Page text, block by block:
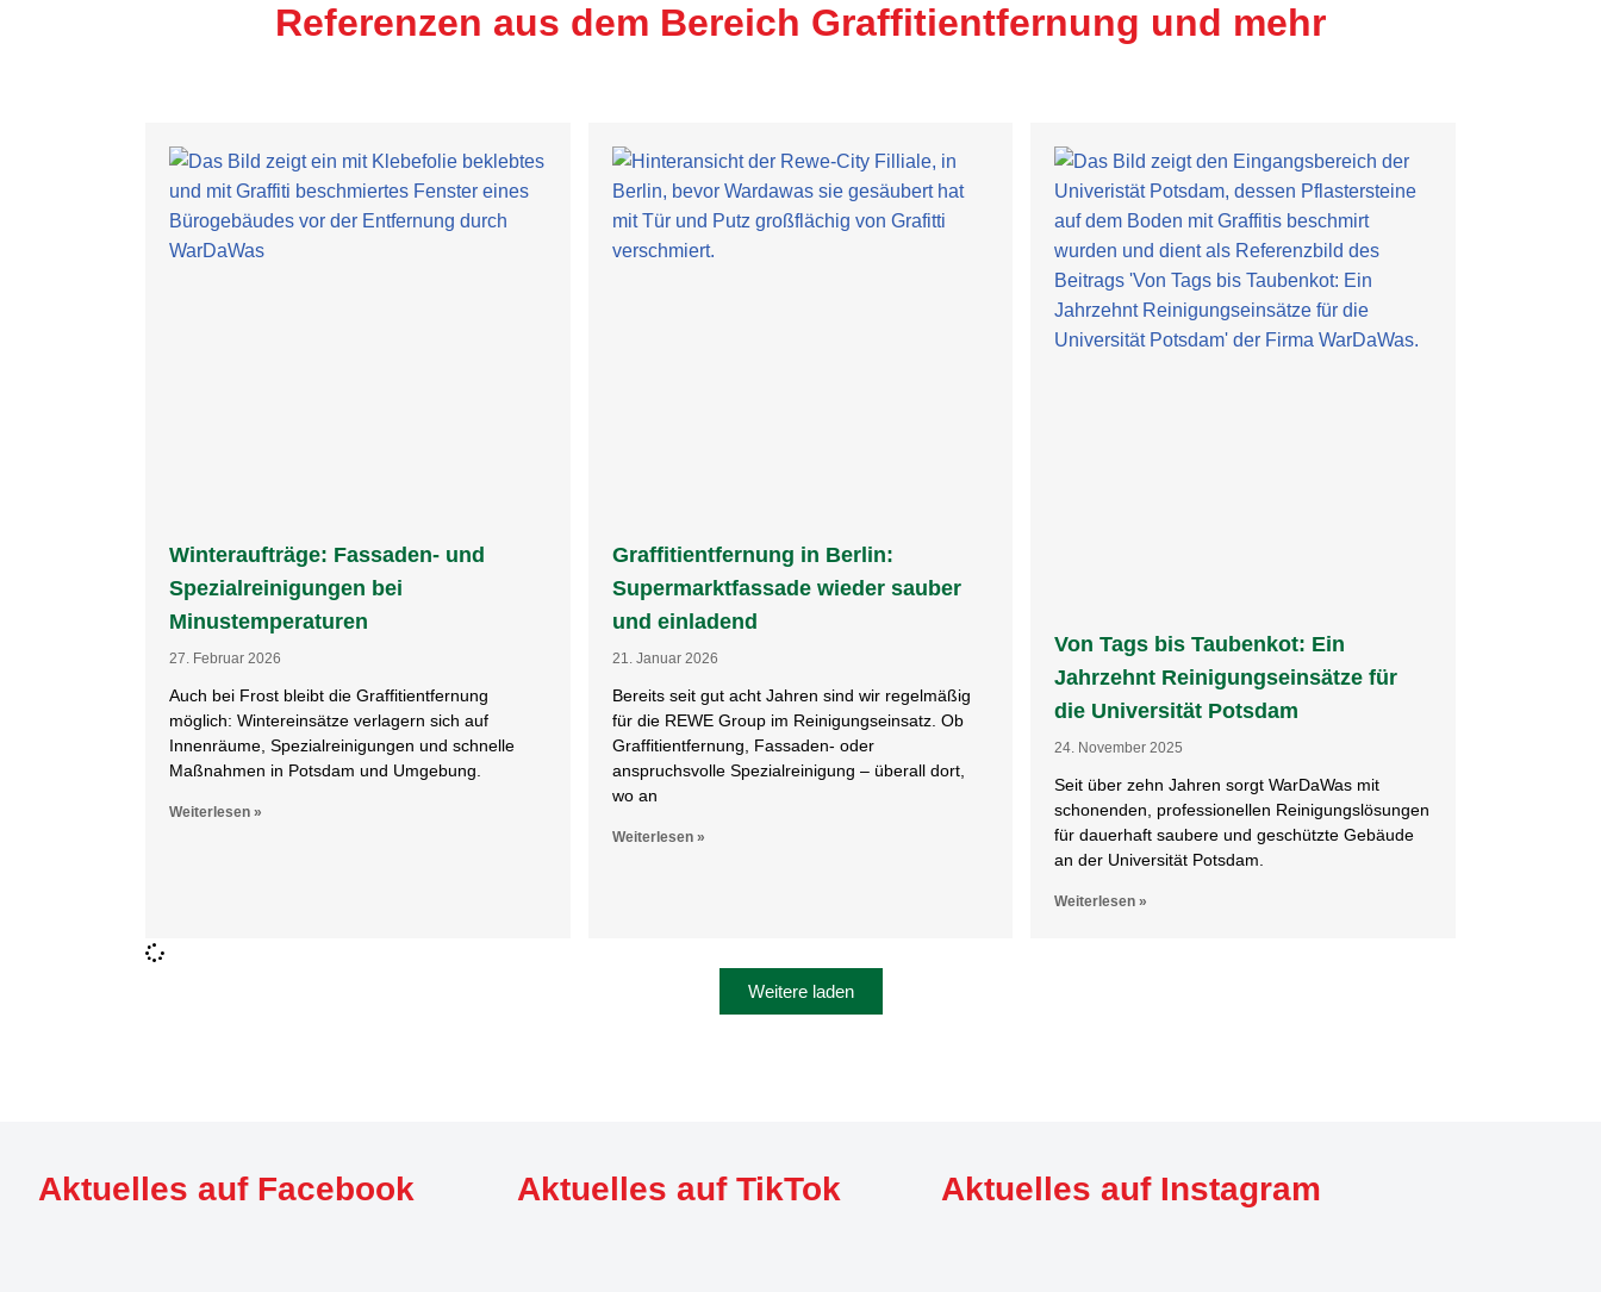
Referenzen aus dem Bereich Graffitientfernung und mehr
Winteraufträge: Fassaden- und
Spezialreinigungen bei
Minustemperaturen
27. Februar 2026
Auch bei Frost bleibt die Graffitientfernung
möglich: Wintereinsätze verlagern sich auf
Innenräume, Spezialreinigungen und schnelle
Maßnahmen in Potsdam und Umgebung.
Weiterlesen »
Graffitientfernung in Berlin:
Supermarktfassade wieder sauber
und einladend
21. Januar 2026
Bereits seit gut acht Jahren sind wir regelmäßig
für die REWE Group im Reinigungseinsatz. Ob
Graffitientfernung, Fassaden- oder
anspruchsvolle Spezialreinigung – überall dort,
wo an
Weiterlesen »
Von Tags bis Taubenkot: Ein
Jahrzehnt Reinigungseinsätze für
die Universität Potsdam
24. November 2025
Seit über zehn Jahren sorgt WarDaWas mit
schonenden, professionellen Reinigungslösungen
für dauerhaft saubere und geschützte Gebäude
an der Universität Potsdam.
Weiterlesen »
Weitere laden
Aktuelles auf Facebook Aktuelles auf TikTok Aktuelles auf Instagram